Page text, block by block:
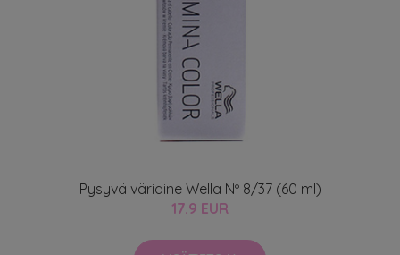
Pysyvä väriaine Wella Nº 8/37 (60 ml)
17.9 EUR